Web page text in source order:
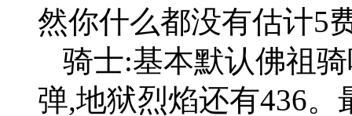
然你什么都没有估计5
骑士:基本默认佛祖
弹,地狱烈焰还有436